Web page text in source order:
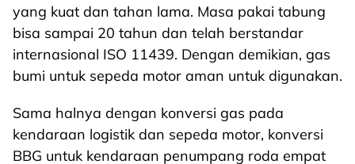
yang kuat dan tahan lama. Masa pakai tabung
bisa sampai 20 tahun dan telah berstandar
internasional ISO 11439. Dengan demikian, gas
bumi untuk sepeda motor aman untuk digunakan.
Sama halnya dengan konversi gas pada
kendaraan logistik dan sepeda motor, konversi
BBG untuk kendaraan penumpang roda empat